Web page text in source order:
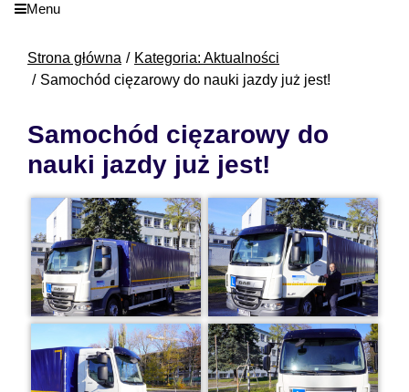
Menu
Strona główna
Kategoria: Aktualności
Samochód cięzarowy do nauki jazdy już jest!
Samochód cięzarowy do
nauki jazdy już jest!